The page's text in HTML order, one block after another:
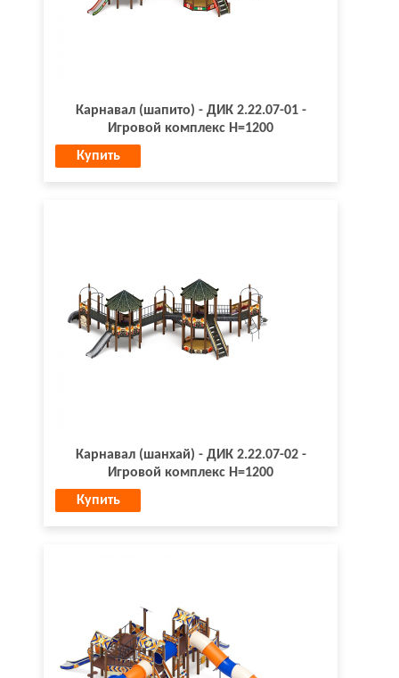
Карнавал (шапито) - ДИК 2.22.07-01 -
Игровой комплекс H=1200
Купить
Карнавал (шанхай) - ДИК 2.22.07-02 -
Игровой комплекс H=1200
Купить